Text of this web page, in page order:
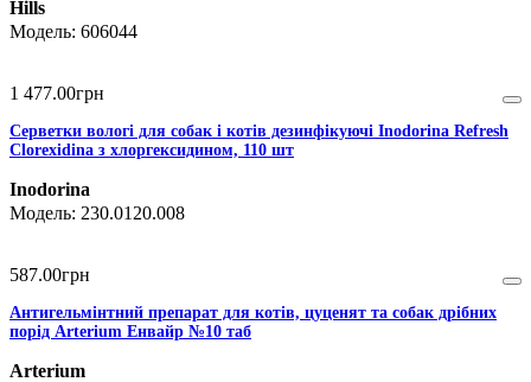
Hills
606044
1 477.00грн
Серветки вологі для собак і котів дезинфікуючі Inodorina Refresh
Clorexidina з хлоргексидином, 110 шт
Inodorina
230.0120.008
587.00грн
Антигельмінтний препарат для котів, цуценят та собак дрібних
порід Arterium Енвайр №10 таб
Arterium